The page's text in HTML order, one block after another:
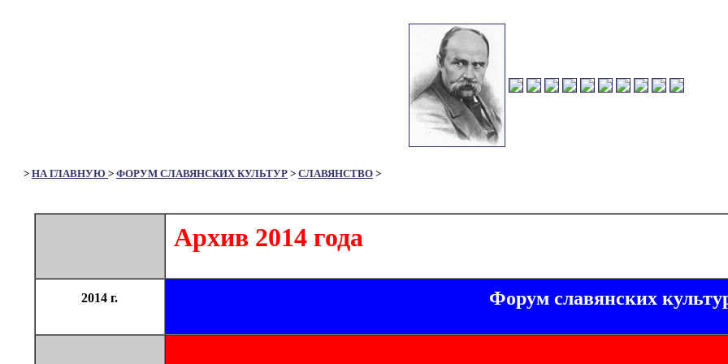
> НА ГЛАВНУЮ > ФОРУМ СЛАВЯНСКИХ КУЛЬТУР > СЛАВЯНСТВО >
Архив 2014 года
2014 г. Форум славянских